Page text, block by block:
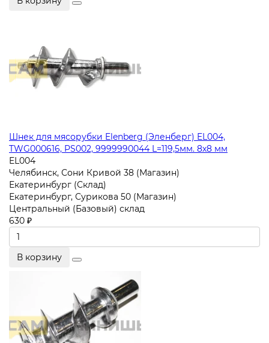
Шнек для мясорубки Elenberg (Эленберг) EL004,
TWG000616, PS002, 9999990044 L=119,5мм. 8х8 мм
EL004
Челябинск, Сони Кривой 38 (Магазин)
Екатеринбург (Склад)
Екатеринбург, Сурикова 50 (Магазин)
Центральный (Базовый) склад
630 ₽
В корзину